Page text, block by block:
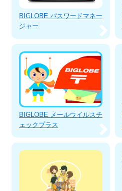
BIGLOBE パスワードマネー
ジャー
BIGLOBE メールウイルスチ
ェックプラス